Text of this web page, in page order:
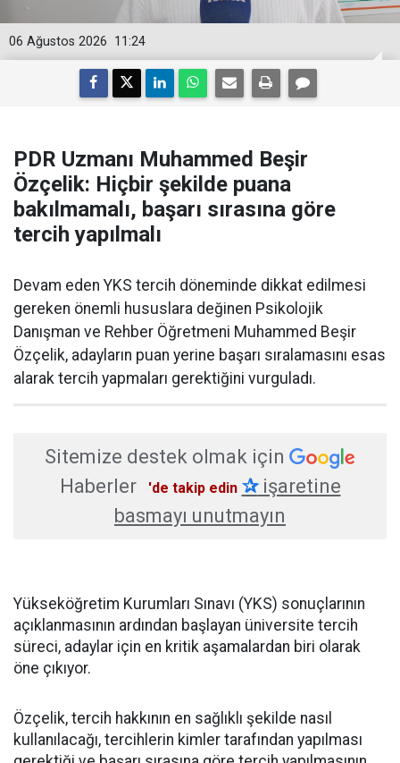
11:24
06 Ağustos 2026
PDR Uzmanı Muhammed Beşir
Özçelik: Hiçbir şekilde puana
bakılmamalı, başarı sırasına göre
tercih yapılmalı
Devam eden YKS tercih döneminde dikkat edilmesi
gereken önemli hususlara değinen Psikolojik
Danışman ve Rehber Öğretmeni Muhammed Beşir
Özçelik, adayların puan yerine başarı sıralamasını esas
alarak tercih yapmaları gerektiğini vurguladı.
Sitemize destek olmak için
Haberler
'de takip edin ✰işaretine
basmayı unutmayın
Yükseköğretim Kurumları Sınavı (YKS) sonuçlarının
açıklanmasının ardından başlayan üniversite tercih
süreci, adaylar için en kritik aşamalardan biri olarak
öne çıkıyor.
Özçelik, tercih hakkının en sağlıklı şekilde nasıl
kullanılacağı, tercihlerin kimler tarafından yapılması